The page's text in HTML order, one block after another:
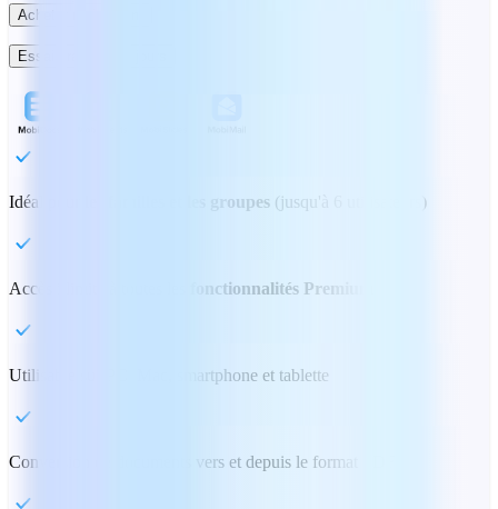
Acheter maintenant
Essai gratuit de 7 jours
Idéal pour les familles et les groupes (jusqu'à 6 utilisateurs)
Accès illimité à toutes les fonctionnalités Premium
Utilisable sur PC, Mac, smartphone et tablette
Conversion de documents vers et depuis le format PDF